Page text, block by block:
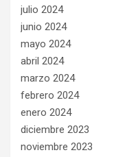
julio 2024
junio 2024
mayo 2024
abril 2024
marzo 2024
febrero 2024
enero 2024
diciembre 2023
noviembre 2023